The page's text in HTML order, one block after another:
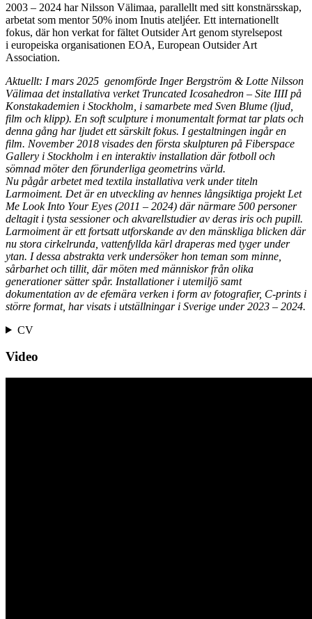
2003 – 2024 har Nilsson Välimaa, parallellt med sitt konstnärsskap,
arbetat som mentor 50% inom Inutis ateljéer. Ett internationellt
fokus, där hon verkat for fältet Outsider Art genom styrelsepost
i europeiska organisationen EOA, European Outsider Art
Association.
Aktuellt: I mars 2025 genomförde Inger Bergström & Lotte Nilsson
Välimaa det installativa verket Truncated Icosahedron – Site IIII på
Konstakademien i Stockholm, i samarbete med Sven Blume (ljud,
film och klipp). En soft sculpture i monumentalt format tar plats och
denna gång har ljudet ett särskilt fokus. I gestaltningen ingår en
film. November 2018 visades den första skulpturen på Fiberspace
Gallery i Stockholm i en interaktiv installation där fotboll och
sömnad möter den förunderliga geometrins värld.
Nu pågår arbetet med textila installativa verk under titeln
Larmoiment. Det är en utveckling av hennes långsiktiga projekt Let
Me Look Into Your Eyes (2011 – 2024) där närmare 500 personer
deltagit i tysta sessioner och akvarellstudier av deras iris och pupill.
Larmoiment är ett fortsatt utforskande av den mänskliga blicken där
nu stora cirkelrunda, vattenfyllda kärl draperas med tyger under
ytan. I dessa abstrakta verk undersöker hon teman som minne,
sårbarhet och tillit, där möten med människor från olika
generationer sätter spår. Installationer i utemiljö samt
dokumentation av de efemära verken i form av fotografier, C-prints i
större format, har visats i utställningar i Sverige under 2023 – 2024.
CV
Video